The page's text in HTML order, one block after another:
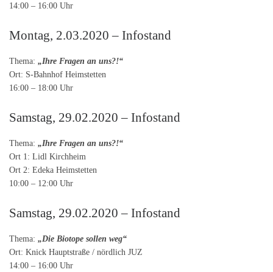
14:00 – 16:00 Uhr
Montag, 2.03.2020 – Infostand
Thema: „Ihre Fragen an uns?!“
Ort: S-Bahnhof Heimstetten
16:00 – 18:00 Uhr
Samstag, 29.02.2020 – Infostand
Thema: „Ihre Fragen an uns?!“
Ort 1: Lidl Kirchheim
Ort 2: Edeka Heimstetten
10:00 – 12:00 Uhr
Samstag, 29.02.2020 – Infostand
Thema: „Die Biotope sollen weg“
Ort: Knick Hauptstraße / nördlich JUZ
14:00 – 16:00 Uhr